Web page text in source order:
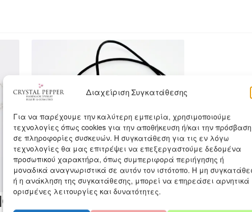
Διαχείριση Συγκατάθεσης
Για να παρέχουμε την καλύτερη εμπειρία, χρησιμοποιούμε
τεχνολογίες όπως cookies για την αποθήκευση ή/και την πρόσβαση
σε πληροφορίες συσκευών. Η συγκατάθεση για τις εν λόγω
τεχνολογίες θα μας επιτρέψει να επεξεργαστούμε δεδομένα
προσωπικού χαρακτήρα, όπως συμπεριφορά περιήγησης ή
μοναδικά αναγνωριστικά σε αυτόν τον ιστότοπο. Η μη
ή η ανάκληση της συγκατάθεσης, μπορεί να επηρεάσει αρνητικά
ορισμένες λειτουργίες και δυνατότητες.
ΠΡΙΓΚΙΠΙΣΣΑ ΑΝΝΑ ΚΑΙ